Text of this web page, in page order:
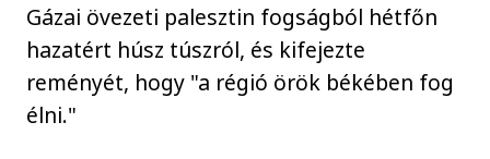
Gázai övezeti palesztin fogságból hétfőn
hazatért húsz túszról, és kifejezte
reményét, hogy "a régió örök békében fog
élni."